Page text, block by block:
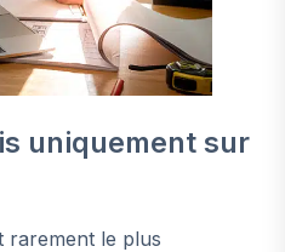
uniquement sur
rarement le plus